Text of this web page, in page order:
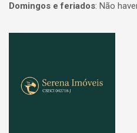
Domingos e feriados: Não